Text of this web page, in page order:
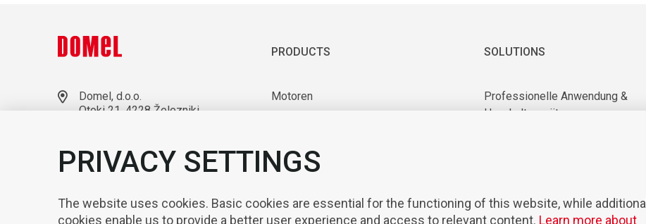
Domel, d.o.o.
Otoki 21, 4228 Železniki
sales@domel.com
Warehouse locations
PRODUCTS
Motoren
Komponenten & Werkzeuge
SOLUTIONS
Professionelle Anwendung &
Haushaltsgeräte
PRIVACY SETTINGS
The website uses cookies. Basic cookies are essential for the functioning of this website, while additional
cookies enable us to provide a better user experience and access to relevant content. Learn more about